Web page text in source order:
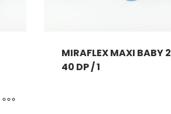
MIRAFLEX MAXI BABY 2
40 DP / 1